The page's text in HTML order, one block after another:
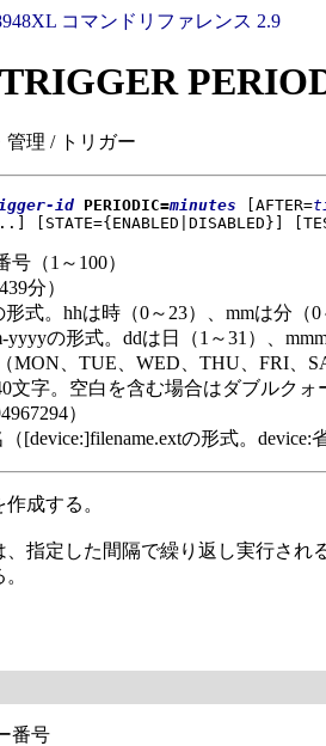
コマンドリファレンス 2.9
管理 / トリガー
id PERIODIC=minutes [AFTER=
[STATE={ENABLED|DISABLED}]
号（1～100）
分）
式。hhは時（0～23）、mmは分（0
yyyyの形式。ddは日（1～31）、
MON、TUE、WED、THU、FRI、
文字。空白を含む場合はダブルクォ
）
[device:]filename.extの形式。
成する。
、指定した間隔で繰り返し実行さ
番号